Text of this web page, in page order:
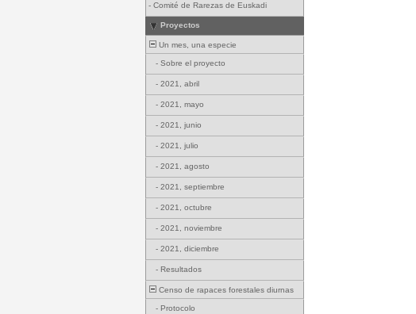
- Comité de Rarezas de Euskadi
Proyectos
Un mes, una especie
- Sobre el proyecto
- 2021, abril
- 2021, mayo
- 2021, junio
- 2021, julio
- 2021, agosto
- 2021, septiembre
- 2021, octubre
- 2021, noviembre
- 2021, diciembre
- Resultados
Censo de rapaces forestales diurnas
- Protocolo